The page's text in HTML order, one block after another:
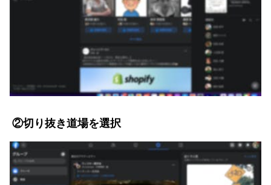
②切り抜き道場を選択